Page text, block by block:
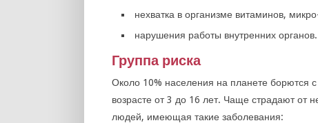
нехватка в организме витаминов,
нарушения работы внутренних органов.
Группа риска
Около 10% населения на планете борются
возрасте от 3 до 16 лет. Чаще страдают от
людей, имеющая такие заболевания: